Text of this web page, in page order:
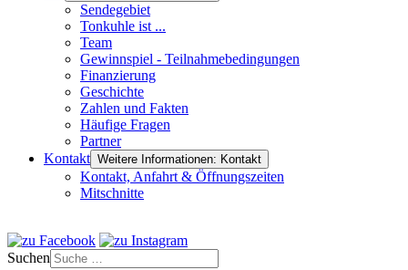
Sendegebiet
Tonkuhle ist ...
Team
Gewinnspiel - Teilnahmebedingungen
Finanzierung
Geschichte
Zahlen und Fakten
Häufige Fragen
Partner
Kontakt Weitere Informationen: Kontakt
Kontakt, Anfahrt & Öffnungszeiten
Mitschnitte
Suchen